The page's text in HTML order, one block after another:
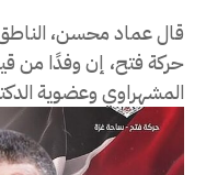
قال عماد محسن، الناطق
حركة فتح، إن وفدًا من
المشهراوي وعضوية